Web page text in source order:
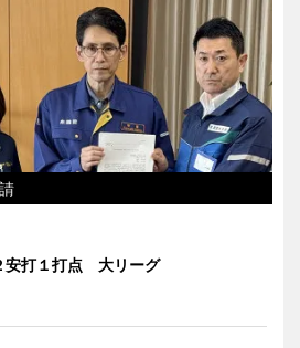
安打１打点 大リーグ